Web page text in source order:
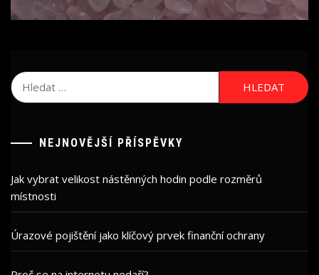
Vyhledávání
NEJNOVĚJŠÍ PŘÍSPĚVKY
Jak vybrat velikost nástěnných hodin podle rozměrů
místnosti
Úrazové pojištění jako klíčový prvek finanční ochrany